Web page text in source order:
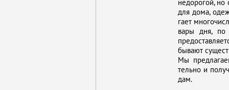
недо­ро­гой, но
для до­ма,
га­ет
ва­ры дня,
бы­ва­ют
Мы
тель­но и
дам.